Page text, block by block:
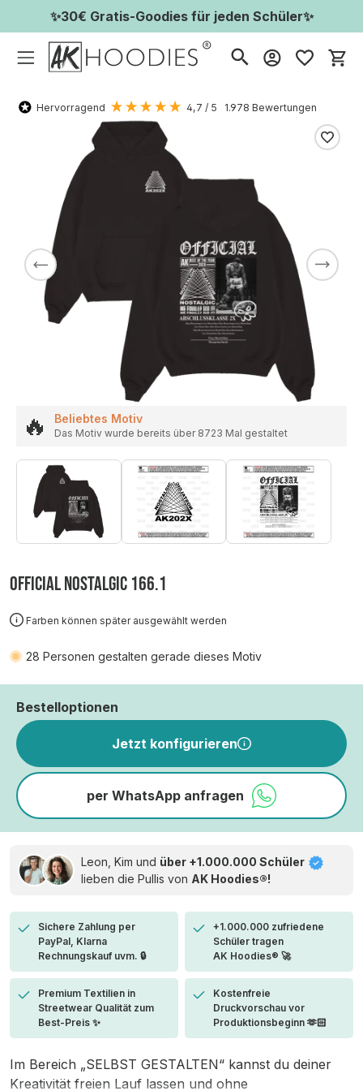
✨30€ Gratis-Goodies für jeden Schüler✨
Hervorragend 4,7 / 5 1.978 Bewertungen
🔥 Beliebtes Motiv
Das Motiv wurde bereits über 8723 Mal gestaltet
OFFICIAL NOSTALGIC 166.1
Farben können später ausgewählt werden
28 Personen gestalten gerade dieses Motiv
Bestelloptionen
Jetzt konfigurieren
per WhatsApp anfragen
Leon, Kim und über +1.000.000 Schüler
lieben die Pullis von AK Hoodies®!
Sichere Zahlung per
PayPal, Klarna
Rechnungskauf uvm. 🔒
+1.000.000 zufriedene
Schüler tragen
AK Hoodies® 🚀
Premium Textilien in
Streetwear Qualität zum
Best-Preis ✨
Kostenfreie
Druckvorschau vor
Produktionsbeginn 🫶🏻
Im Bereich „SELBST GESTALTEN“ kannst du deiner
Kreativität freien Lauf lassen und ohne